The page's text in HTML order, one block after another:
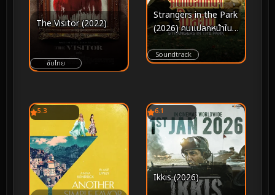
The Visitor (2022)
ซับไทย
Strangers in the Park
(2026) คนแปลกหน้าใน
สวน
Soundtrack
5.3 6.1
Ikkis (2026)